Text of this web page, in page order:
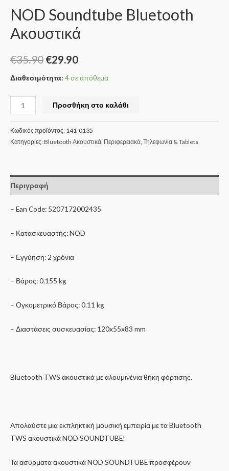
NOD Soundtube Bluetooth
Ακουστικά
€35.90 €29.90
Διαθεσιμότητα: 4 σε απόθεμα
Προσθήκη στο καλάθι
Κωδικός προϊόντος: 141-0135
Κατηγορίες:Bluetooth Ακουστικά Περιφερειακά Τηλεφωνία & Tablets
Περιγραφή
– Ean Code: 5207172002435
– Κατασκευαστής: NOD
– Εγγύηση: 2 χρόνια
– Βάρος: 0.155 kg
– Ογκομετρικό Βάρος: 0.11 kg
– Διαστάσεις συσκευασίας: 120x55x83 mm
Bluetooth TWS ακουστικά με αλουμινένια θήκη φόρτισης.
Απολαύστε μια εκπληκτική μουσική εμπειρία με τα Bluetooth
TWS ακουστικά NOD SOUNDTUBE!
Τα ασύρματα ακουστικά NOD SOUNDTUBE προσφέρουν